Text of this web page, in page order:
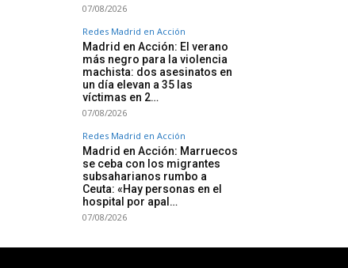
07/08/2026
Redes Madrid en Acción
Madrid en Acción: El verano
más negro para la violencia
machista: dos asesinatos en
un día elevan a 35 las
víctimas en 2…
07/08/2026
Redes Madrid en Acción
Madrid en Acción: Marruecos
se ceba con los migrantes
subsaharianos rumbo a
Ceuta: «Hay personas en el
hospital por apal…
07/08/2026